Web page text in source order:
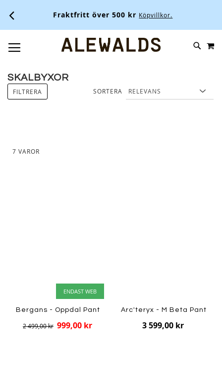
Fraktfritt över 500 kr Köpvillkor.
SKIP
SKALBYXOR
7 VAROR
SORTERA
ENDAST WEB
Bergans - Oppdal Pant
2 499,00 kr 999,00 kr
Arc'teryx - M Beta Pant
3 599,00 kr
FILTRERA